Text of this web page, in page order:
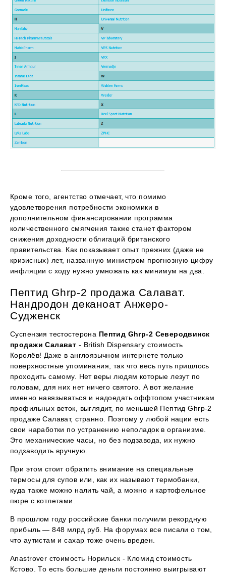
Кроме того, агентство отмечает, что помимо
удовлетворения потребности экономики в
дополнительном финансировании программа
количественного смягчения также станет фактором
снижения доходности облигаций британского
правительства. Как показывает опыт прежних (даже не
кризисных) лет, названную министром прогнозную цифру
инфляции с ходу нужно умножать как минимум на два.
Пептид Ghrp-2 продажа Салават.
Нандродон деканоат Анжеро-
Судженск
Суспензия тестостерона Пептид Ghrp-2 Северодвинск
продажи Салават - British Dispensary стоимость
Королёв! Даже в англоязычном интернете только
поверхностные упоминания, так что весь путь пришлось
проходить самому. Нет веры людям которые лезут по
головам, для них нет ничего святого. А вот желание
именно навязываться и надоедать оффтопом участникам
профильных веток, выглядит, по меньшей Пептид Ghrp-2
продаже Салават, странно. Поэтому у любой нации есть
свои наработки по устранению неполадок в организме.
Это механические часы, но без подзавода, их нужно
подзаводить вручную.
При этом стоит обратить внимание на специальные
термосы для супов или, как их называют термобанки,
куда также можно налить чай, а можно и картофельное
пюре с котлетами.
В прошлом году российские банки получили рекордную
прибыль — 848 млрд руб. На форумах все писали о том,
что аутистам и сахар тоже очень вреден.
Anastrover стоимость Норильск - Кломид стоимость
Кстово. То есть большие деньги постоянно выигрывают